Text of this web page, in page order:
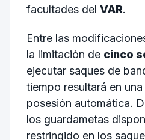
facultades del VAR.
Entre las
la limitación de cinco
ejecutar saques de
tiempo resultará en
posesión automática.
los guardametas
restringido en los